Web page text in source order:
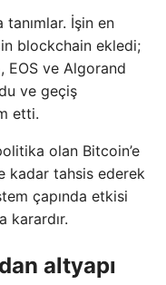
tanımlar. İşin en
blockchain ekledi;
EOS ve Algorand
ve geçiş
etti.
olan Bitcoin’e
kadar tahsis ederek
çapında etkisi
karardır.
altyapı